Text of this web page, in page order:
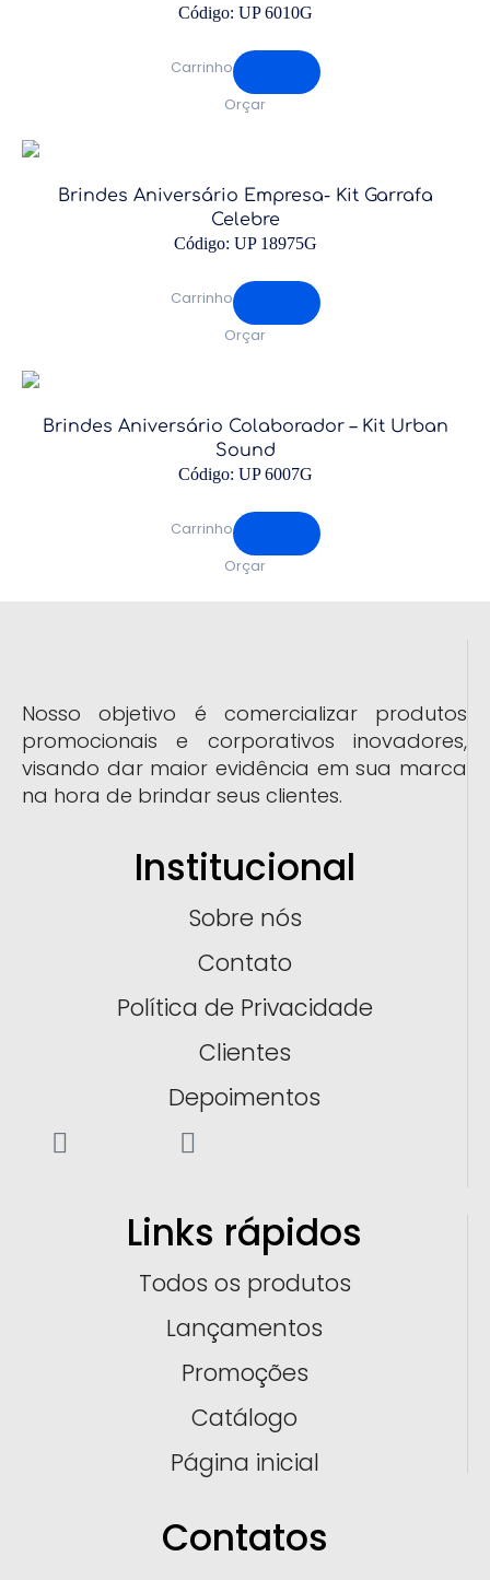
Código: UP 6010G
Carrinho
Orçar
Brindes Aniversário Empresa- Kit Garrafa
Celebre
Código: UP 18975G
Carrinho
Orçar
Brindes Aniversário Colaborador – Kit Urban
Sound
Código: UP 6007G
Carrinho
Orçar
Nosso objetivo é comercializar produtos
promocionais e corporativos inovadores,
visando dar maior evidência em sua marca
na hora de brindar seus clientes.
Institucional
Sobre nós
Contato
Política de Privacidade
Clientes
Depoimentos
Links rápidos
Todos os produtos
Lançamentos
Promoções
Catálogo
Página inicial
Contatos